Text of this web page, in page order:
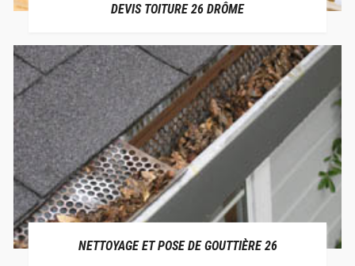
DEVIS TOITURE 26 DRÔME
NETTOYAGE ET POSE DE GOUTTIÈRE 26